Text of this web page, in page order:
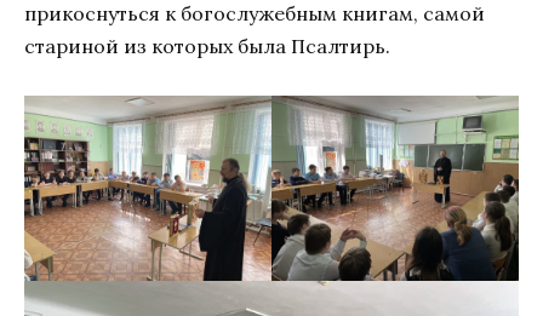
прикоснуться к богослужебным книгам, самой
стариной из которых была Псалтирь.